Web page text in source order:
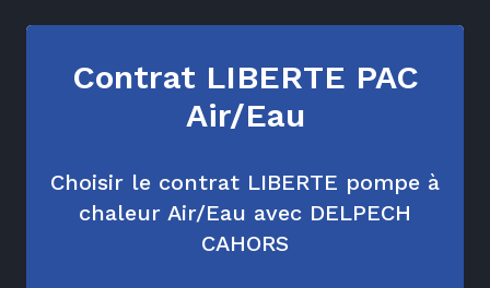
Contrat LIBERTE PAC
Air/Eau
Choisir le contrat LIBERTE pompe à
chaleur Air/Eau avec DELPECH
CAHORS